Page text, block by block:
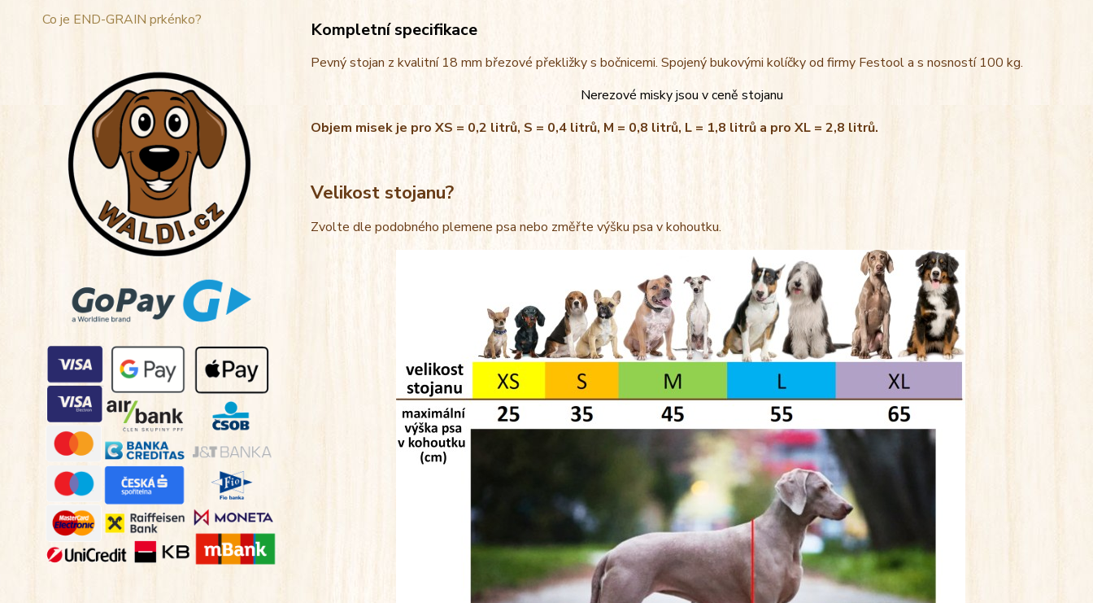
Co je END-GRAIN prkénko?
Kompletní specifikace
Pevný stojan z kvalitní 18 mm březové překližky s bočnicemi. Spojený bukovými kolíčky od firmy Festool a s nosností 100 kg.
Nerezové misky jsou v ceně stojanu
Objem misek je pro XS = 0,2 litrů, S = 0,4 litrů, M = 0,8 litrů, L = 1,8 litrů a pro XL = 2,8 litrů.
Velikost stojanu?
Zvolte dle podobného plemene psa nebo změřte výšku psa v kohoutku.